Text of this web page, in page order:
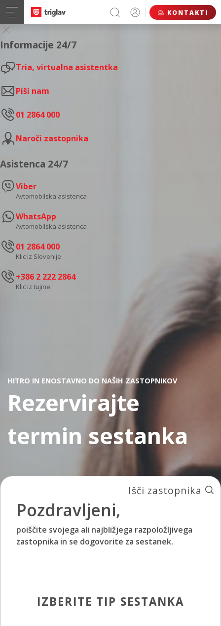
KONTAKTI
Informacije 24/7
Tria, virtualna asistentka
Piši nam
01 2864 000
Naroči zastopnika
Asistenca 24/7
Viber
Avtomobilska asistenca
WhatsApp
Avtomobilska asistenca
01 2864 000
Klic iz Slovenije
+386 2 222 2864
Klic iz tujine
HITRO IN ENOSTAVNO DO NAŠIH ZASTOPNIKOV
Rezervirajte
termin sestanka
Išči zastopnika
Pozdravljeni,
poiščite svojega ali najbližjega razpoložljivega
zastopnika in se dogovorite za sestanek.
IZBERITE TIP SESTANKA